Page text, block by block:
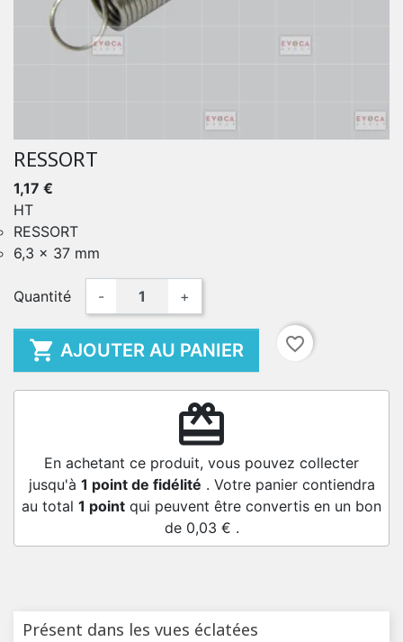
RESSORT
1,17 €
HT
RESSORT
6,3 x 37 mm
Quantité - +
 AJOUTER AU PANIER favorite_border
redeem
En achetant ce produit, vous pouvez collecter
jusqu'à 1 point de fidélité . Votre panier contiendra
au total 1 point qui peuvent être convertis en un bon
de 0,03 € .
Présent dans les vues éclatées